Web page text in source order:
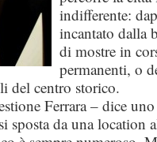
indifferente:
incantato dalla
di mostre in
permanenti, o
del centro storico.
Ferrara – dice
sposta da una location